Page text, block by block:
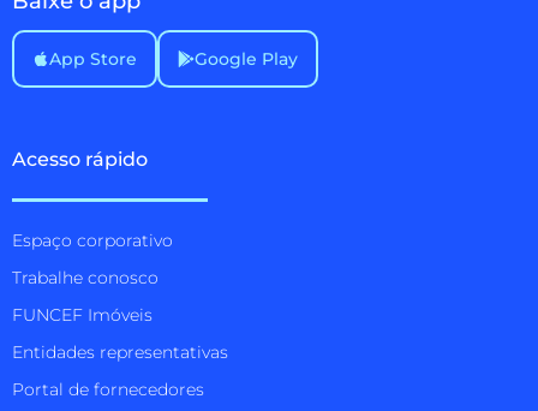
App Store Google Play
Acesso rápido
Espaço corporativo
Trabalhe conosco
FUNCEF Imóveis
Entidades representativas
Portal de fornecedores